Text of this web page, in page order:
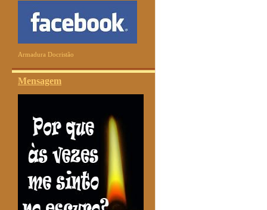
Armadura Docristão
Mensagem